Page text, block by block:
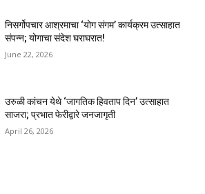
निसर्गोपचार आश्रमाचा ‘योग संगम’ कार्यक्रम उत्साहात
संपन्न; योगाचा संदेश घराघरात!
June 22, 2026
उरुळी कांचन येथे ‘जागतिक हिवताप दिन’ उत्साहात
साजरा; प्रभात फेरीद्वारे जनजागृती
April 26, 2026